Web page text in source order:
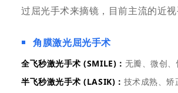
过屈光手术来摘镜，目前主流的近
角膜激光屈光手术
全飞秒激光手术 (SMILE)： 无瓣、微创
半飞秒激光手术 (LASIK)： 技术成熟、矫